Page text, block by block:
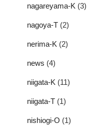
nagareyama-K (3)
nagoya-T (2)
nerima-K (2)
news (4)
niigata-K (11)
niigata-T (1)
nishiogi-O (1)